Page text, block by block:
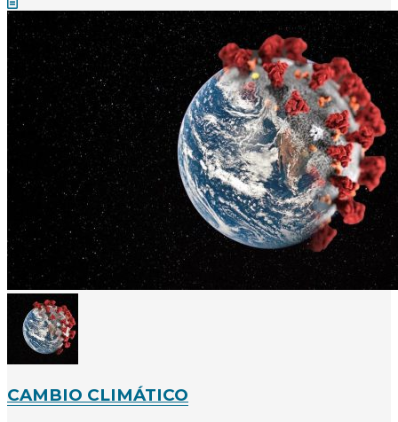
CAMBIO CLIMÁTICO